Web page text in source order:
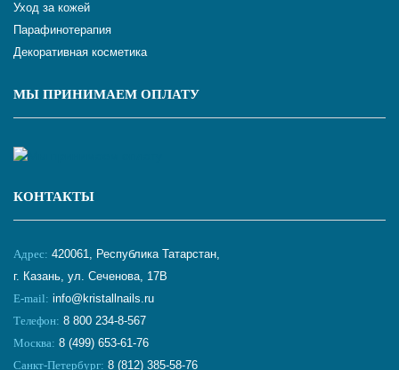
Уход за кожей
Парафинотерапия
Декоративная косметика
МЫ ПРИНИМАЕМ ОПЛАТУ
КОНТАКТЫ
Адрес: 420061, Республика Татарстан,
г. Казань, ул. Сеченова, 17В
E-mail: info@kristallnails.ru
Телефон: 8 800 234-8-567
Москва: 8 (499) 653-61-76
Санкт-Петербург: 8 (812) 385-58-76